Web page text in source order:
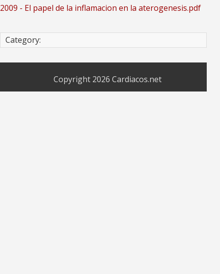
2009 - El papel de la inflamacion en la aterogenesis.pdf
Category:
Copyright 2026 Cardiacos.net